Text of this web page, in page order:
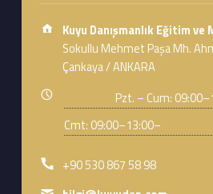
Address:
Kuyu Danışmanlık Eğitim
Sokullu Mehmet Paşa Mh.
Çankaya / ANKARA
Pzt. – Cum:
Cmt: 09:00–13:00–
Phone number:
+90 530 867 58 98
Email address: